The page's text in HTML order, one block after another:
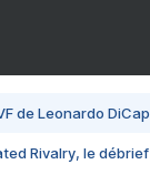
de Leonardo
Rivalry, le